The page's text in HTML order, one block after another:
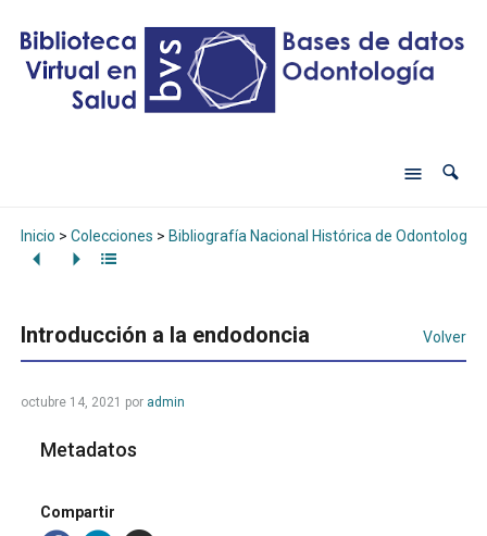
Inicio > Colecciones > Bibliografía Nacional Histórica de Odontología
Introducción a la endodoncia Volver
octubre 14, 2021 por admin
Metadatos
Compartir